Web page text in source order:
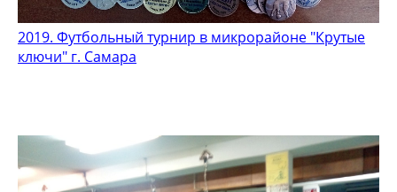
2019. Футбольный турнир в микрорайоне "Крутые
ключи" г. Самара